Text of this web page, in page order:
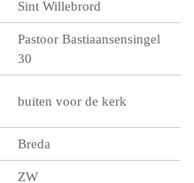
Sint Willebrord
Pastoor Bastiaansensingel
30
buiten voor de kerk
Breda
ZW